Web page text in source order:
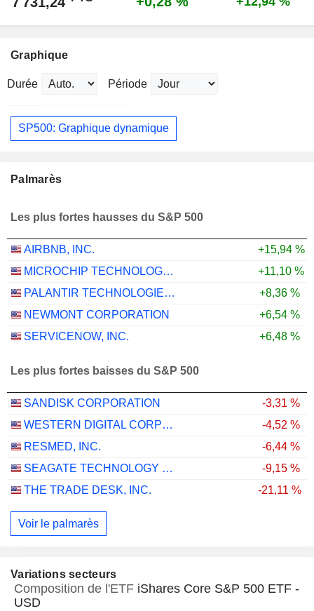
Graphique
Durée Période
SP500: Graphique dynamique
Palmarès
Les plus fortes hausses du S&P 500
AIRBNB, INC.
+15,94 %
MICROCHIP TECHNOLOGY INCORPORATED
+11,10 %
PALANTIR TECHNOLOGIES INC.
+8,36 %
NEWMONT CORPORATION
+6,54 %
SERVICENOW, INC.
+6,48 %
Les plus fortes baisses du S&P 500
SANDISK CORPORATION
-3,31 %
WESTERN DIGITAL CORPORATION
-4,52 %
RESMED, INC.
-6,44 %
SEAGATE TECHNOLOGY HOLDINGS PLC
-9,15 %
THE TRADE DESK, INC.
-21,11 %
Voir le palmarès
Variations secteurs
Composition de l'ETF iShares Core S&P 500 ETF -
USD